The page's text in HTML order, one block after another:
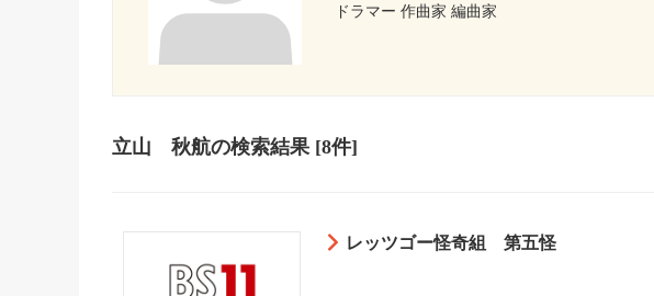
ドラマー 作曲家 編曲家
立山 秋航の検索結果[8件]
レッツゴー怪奇組 第五怪